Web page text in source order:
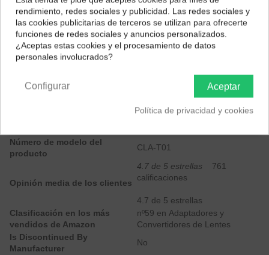
Descripción
0.32 onzas
Número de modelo del
producto
CLA-T01
Opinión media de los clientes
4.7 de 5 estrellas
761
calificaciones
4.7 de 5 estrellas
Clasificación en los más
vendidos de Amazon
nº59 en Adaptadores y
Convertidores de Lentes
Is Discontinued By
Manufacturer
No
¿Dónde deseas recibir tu pedido?
Selecciona tu ubicación para mostrarte los precios e
impuestos correctos para tu región.
rendimiento, redes sociales y publicidad. Las redes sociales y
las cookies publicitarias de terceros se utilizan para ofrecerte
funciones de redes sociales y anuncios personalizados.
¿Aceptas estas cookies y el procesamiento de datos
personales involucrados?
Aceptar
Configurar
Política de privacidad y cookies